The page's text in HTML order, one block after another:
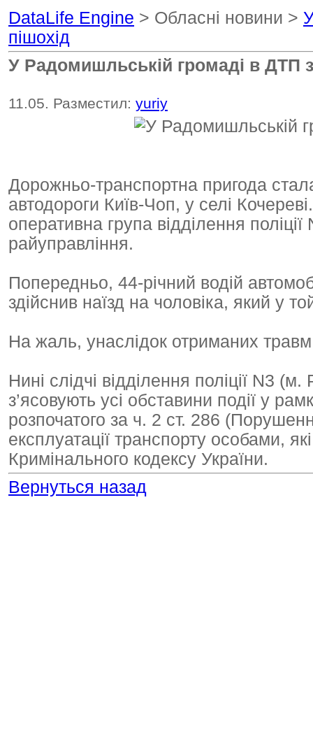
DataLife Engine > Обласні новини >
пішохід
У Радомишльській громаді в ДТП
11.05. Разместил: yuriy
Дорожньо-транспортна пригода
автодороги Київ-Чоп, у селі
оперативна група відділення
райуправління.
Попередньо, 44-річний водій
здійснив наїзд на чоловіка, який у
На жаль, унаслідок отриманих травм
Нині слідчі відділення поліції N3
з’ясовують усі обставини події у
розпочатого за ч. 2 ст. 286
експлуатації транспорту особами,
Кримінального кодексу України.
Вернуться назад